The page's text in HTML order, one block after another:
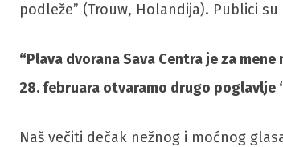
podleže” (Trouw, Holandija). Publici
“Plava dvorana Sava Centra je za
28. februara otvaramo drugo poglavlje
Naš večiti dečak nežnog i moćnog